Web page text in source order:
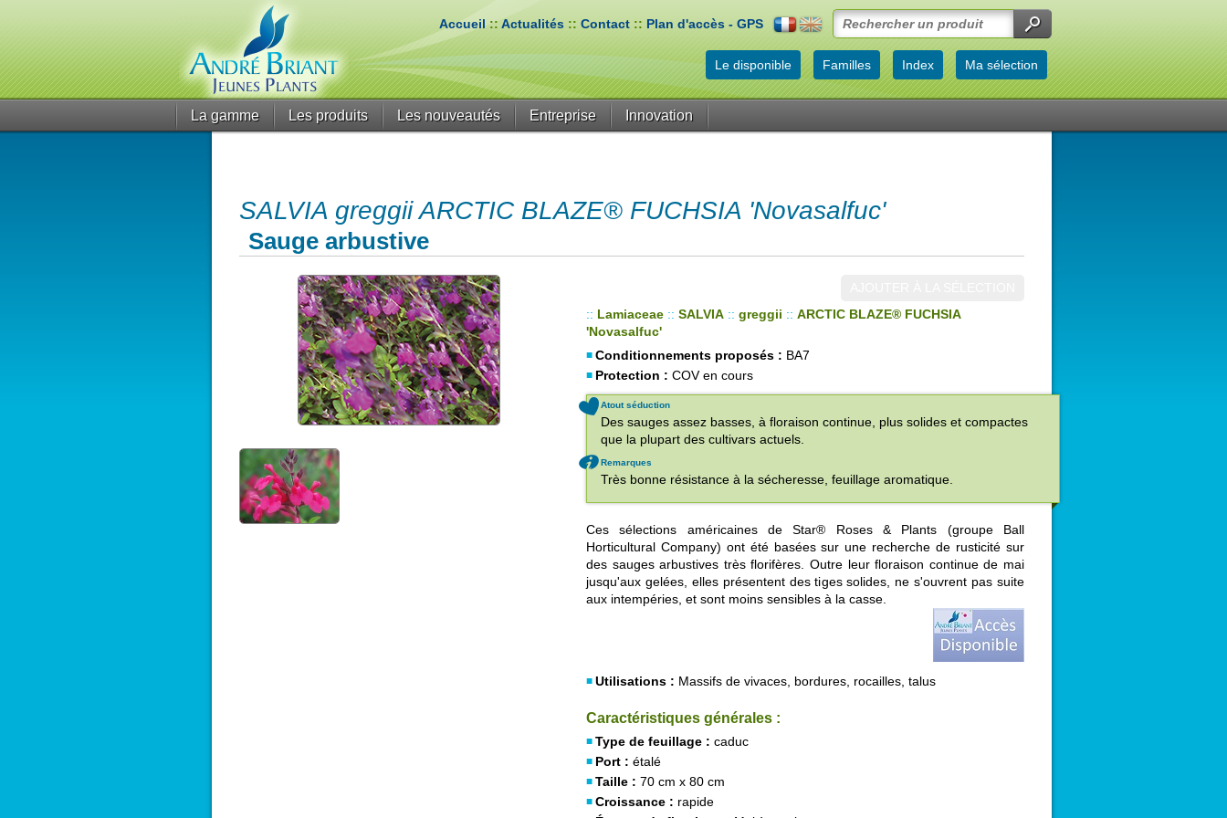
Accueil::Actualités :: Contact :: Plan d'accès - GPS
Le disponible Familles Index Ma sélection
La gamme Les produits Les nouveautés Entreprise Innovation
SALVIA greggii ARCTIC BLAZE® FUCHSIA 'Novasalfuc'
Sauge arbustive
:: Lamiaceae :: SALVIA :: greggii :: ARCTIC BLAZE® FUCHSIA
'Novasalfuc'
Conditionnements proposés : BA7
Protection : COV en cours
Atout séduction
Des sauges assez basses, à floraison continue, plus solides et compactes
que la plupart des cultivars actuels.
Remarques
Très bonne résistance à la sécheresse, feuillage aromatique.
Ces sélections américaines de Star® Roses & Plants (groupe Ball
Horticultural Company) ont été basées sur une recherche de rusticité sur
des sauges arbustives très florifères. Outre leur floraison continue de mai
jusqu'aux gelées, elles présentent des tiges solides, ne s'ouvrent pas suite
aux intempéries, et sont moins sensibles à la casse.
Utilisations : Massifs de vivaces, bordures, rocailles, talus
Caractéristiques générales :
Type de feuillage : caduc
Port : étalé
Taille : 70 cm x 80 cm
Croissance : rapide